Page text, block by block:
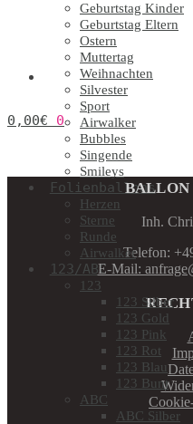
0,00€ 0
Geburtstag Kinder
Geburtstag Eltern
Ostern
Muttertag
Weihnachten
Silvester
Sport
Airwalker
Bubbles
Singende
Smileys
Folienballons
Herzen
Sterne
Runde
Airwalker
123/ABC
123
123 Silber
123 Gold
123 Pink
123 Rot
123 Blau
123 Bunt
ABC
ABC Silber
Inh.
Telefon:
E-Mail: